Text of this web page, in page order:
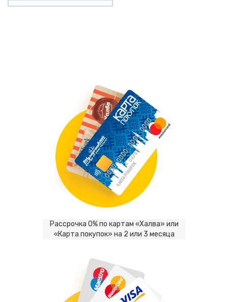
Рассрочка 0% по картам «Халва» или
«Карта покупок» на 2 или 3 месяца